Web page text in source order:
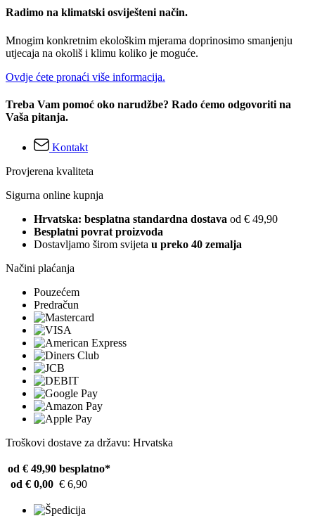
Radimo na klimatski osviješteni način.
Mnogim konkretnim ekološkim mjerama doprinosimo smanjenju
utjecaja na okoliš i klimu koliko je moguće.
Ovdje ćete pronaći više informacija.
Treba Vam pomoć oko narudžbe? Rado ćemo odgovoriti na
Vaša pitanja.
Kontakt
Provjerena kvaliteta
Sigurna online kupnja
Hrvatska: besplatna standardna dostava od € 49,90
Besplatni povrat proizvoda
Dostavljamo širom svijeta u preko 40 zemalja
Načini plaćanja
Pouzećem
Predračun
Troškovi dostave za državu: Hrvatska
od € 49,90 besplatno*
od € 0,00 € 6,90